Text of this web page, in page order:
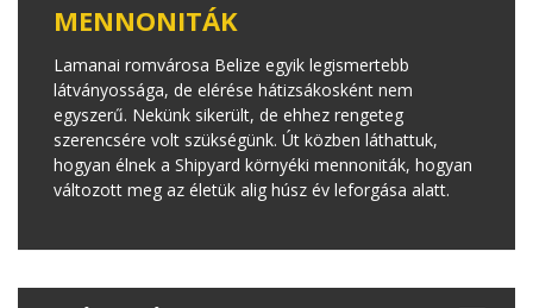
MENNONITÁK
Lamanai romvárosa Belize egyik legismertebb
látványossága, de elérése hátizsákosként nem
egyszerű. Nekünk sikerült, de ehhez rengeteg
szerencsére volt szükségünk. Út közben láthattuk,
hogyan élnek a Shipyard környéki mennoniták, hogyan
változott meg az életük alig húsz év leforgása alatt.